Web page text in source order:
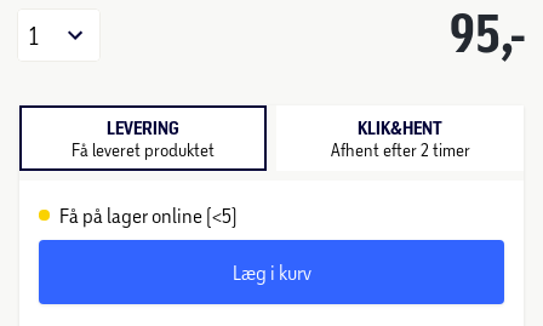
95,-
1
LEVERING
Få leveret produktet
KLIK&HENT
Afhent efter 2 timer
Få på lager online (<5)
Læg i kurv